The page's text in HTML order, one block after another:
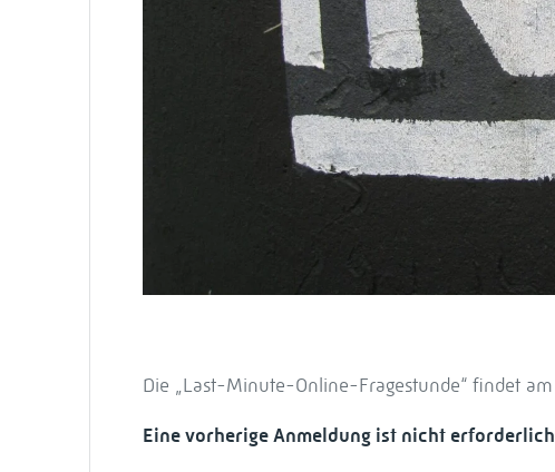
Die „Last-Minute-Online-Fragestunde“ findet am
Eine vorherige Anmeldung ist nicht erforderlich